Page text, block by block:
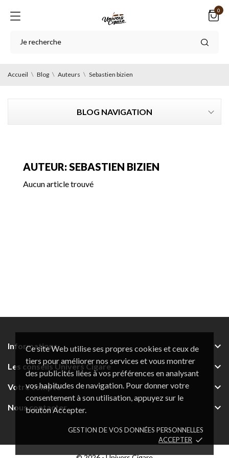
Ce site Web utilise ses propres cookies et ceux de
tiers pour améliorer nos services et vous montrer
des publicités liées à vos préférences en analysant
vos habitudes de navigation. Pour donner votre
consentement à son utilisation, appuyez sur le
bouton Accepter.
GESTION DE VOS DONNÉES PERSONNELLES
ACCEPTER done
0
Accueil Blog Auteurs Sebastien bizien
BLOG NAVIGATION
AUTEUR: SEBASTIEN BIZIEN
Aucun article trouvé
Informations 
Les conseils Univers Cigare 
Votre compte 
Nous contacter 